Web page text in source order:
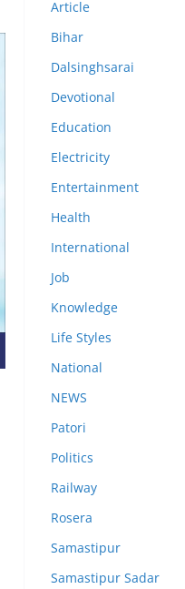
Article
Bihar
Dalsinghsarai
Devotional
Education
Electricity
Entertainment
Health
International
Job
Knowledge
Life Styles
National
NEWS
Patori
Politics
Railway
Rosera
Samastipur
Samastipur Sadar